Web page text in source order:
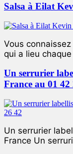
Salsa à Eilat
Vous
qui a lieu
Un serrurier
France au 01 42
Un serrurier
France Un